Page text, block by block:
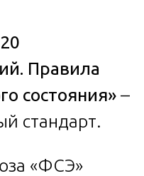
Правила
состояния» –
стандарт.
«ФСЭ»